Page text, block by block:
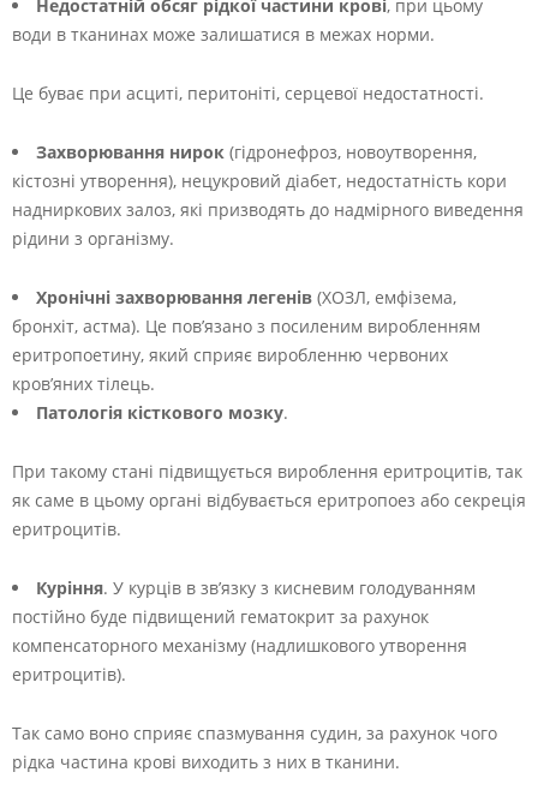
Недостатній обсяг рідкої частини крові, при цьому
води в тканинах може залишатися в межах норми.
Це буває при асциті, перитоніті, серцевої недостатності.
Захворювання нирок (гідронефроз, новоутворення,
кістозні утворення), нецукровий діабет, недостатність кори
надниркових залоз, які призводять до надмірного виведення
рідини з організму.
Хронічні захворювання легенів (ХОЗЛ, емфізема,
бронхіт, астма). Це пов’язано з посиленим виробленням
еритропоетину, який сприяє виробленню червоних
кров’яних тілець.
Патологія кісткового мозку.
При такому стані підвищується вироблення еритроцитів, так
як саме в цьому органі відбувається еритропоез або секреція
еритроцитів.
Куріння. У курців в зв’язку з кисневим голодуванням
постійно буде підвищений гематокрит за рахунок
компенсаторного механізму (надлишкового утворення
еритроцитів).
Так само воно сприяє спазмування судин, за рахунок чого
рідка частина крові виходить з них в тканини.